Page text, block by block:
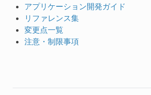
アプリケーション開発ガイド
リファレンス集
変更点一覧
注意・制限事項